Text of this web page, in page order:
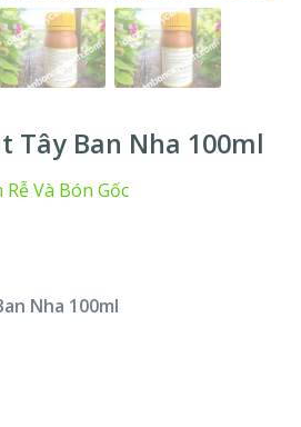
Tây Ban Nha 100ml
Và Bón Gốc
Nha 100ml